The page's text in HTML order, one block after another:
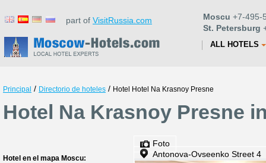
part of VisitRussia.com Moscu +7-495-
St. Petersburg
ALL HOTELS
Principal / Directorio de hoteles / Hotel Hotel Na Krasnoy Presne
Hotel Na Krasnoy Presne
Hotel en el mapa Moscu:
Foto
Antonova-Ovseenko Street 4